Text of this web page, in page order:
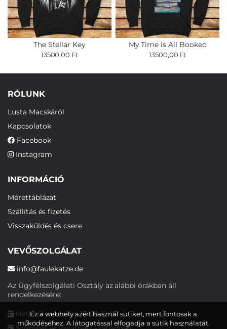
The Stellar Key
13500,00 Ft
My Time is All Booked
13500,00 Ft
RÓLUNK
Lusta Macskáról
Kapcsolatok
Facebook
Instagram
INFORMÁCIÓ
Mérettáblázat
Szállítás és fizetés
Visszaküldés és csere
VEVŐSZOLGÁLAT
info@faulekatze.de
Az Ügyfélszolgálati Osztály az alábbi órákban áll
rendelkezésére:
Hétfőtől péntekig: 10:00-19:00
Ez a webhely azért használ sütiket, mert fontosak a
működéséhez. A látogatással elfogadja a sütik használatát.